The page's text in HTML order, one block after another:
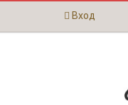
Вход